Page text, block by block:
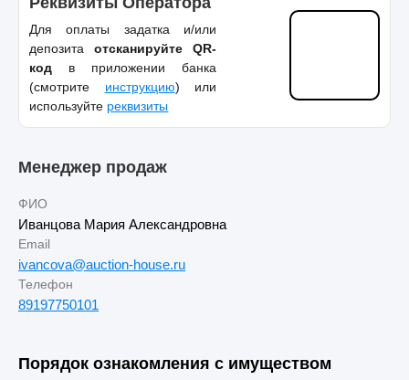
Для оплаты задатка и/или
депозита отсканируйте QR-
код в приложении банка
(смотрите инструкцию) или
используйте реквизиты
Менеджер продаж
ФИО
Иванцова Мария Александровна
Email
ivancova@auction-house.ru
Телефон
89197750101
Порядок ознакомления с имуществом